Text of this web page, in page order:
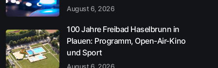
August 6, 2026
100 Jahre Freibad Haselbrunn in
Plauen: Programm, Open-Air-Kino
und Sport
August 6, 2026